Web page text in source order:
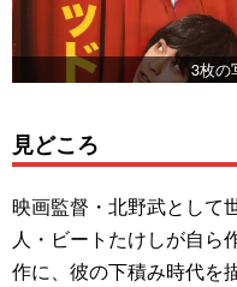
3枚の
見どころ
映画監督・北野武として
人・ビートたけしが自ら
作に、彼の下積み時代を